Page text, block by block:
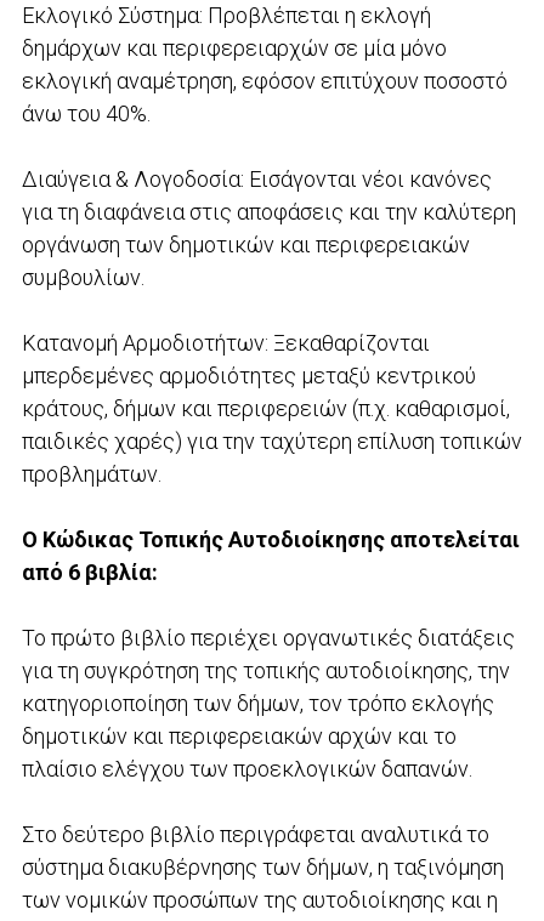
Εκλογικό Σύστημα: Προβλέπεται η εκλογή
δημάρχων και περιφερειαρχών σε μία μόνο
εκλογική αναμέτρηση, εφόσον επιτύχουν ποσοστό
άνω του 40%.
Διαύγεια & Λογοδοσία: Εισάγονται νέοι κανόνες
για τη διαφάνεια στις αποφάσεις και την καλύτερη
οργάνωση των δημοτικών και περιφερειακών
συμβουλίων.
Κατανομή Αρμοδιοτήτων: Ξεκαθαρίζονται
μπερδεμένες αρμοδιότητες μεταξύ κεντρικού
κράτους, δήμων και περιφερειών (π.χ. καθαρισμοί,
παιδικές χαρές) για την ταχύτερη επίλυση τοπικών
προβλημάτων.
Ο Κώδικας Τοπικής Αυτοδιοίκησης αποτελείται
από 6 βιβλία:
Το πρώτο βιβλίο περιέχει οργανωτικές διατάξεις
για τη συγκρότηση της τοπικής αυτοδιοίκησης, την
κατηγοριοποίηση των δήμων, τον τρόπο εκλογής
δημοτικών και περιφερειακών αρχών και το
πλαίσιο ελέγχου των προεκλογικών δαπανών.
Στο δεύτερο βιβλίο περιγράφεται αναλυτικά το
σύστημα διακυβέρνησης των δήμων, η ταξινόμηση
των νομικών προσώπων της αυτοδιοίκησης και η